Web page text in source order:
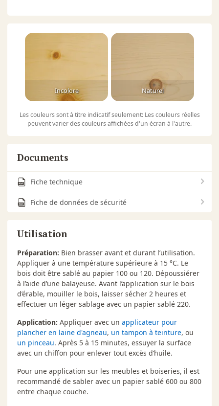
Incolore Naturel
Les couleurs sont à titre indicatif seulement: Les couleurs réelles
peuvent varier des couleurs affichées d'un écran à l'autre.
Documents
Fiche technique
Fiche de données de sécurité
Utilisation
Préparation: Bien brasser avant et durant l’utilisation.
Appliquer à une température supérieure à 15 °C. Le
bois doit être sablé au papier 100 ou 120. Dépoussiérer
à l’aide d’une balayeuse. Avant l’application sur le bois
d’érable, mouiller le bois, laisser sécher 2 heures et
effectuer un léger sablage avec un papier sablé 220.
Application: Appliquer avec un applicateur pour
plancher en laine d'agneau, un tampon à teinture, ou
un pinceau. Après 5 à 15 minutes, essuyer la surface
avec un chiffon pour enlever tout excès d’huile.
Pour une application sur les meubles et boiseries, il est
recommandé de sabler avec un papier sablé 600 ou 800
entre chaque couche.